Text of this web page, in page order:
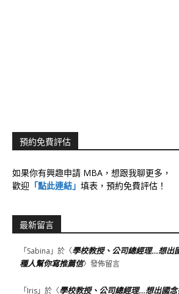
預約免費評估
如果你有興趣申請 MBA，想跟我聊更多，
歡迎 「點此連結」 填表，預約免費評估！
最新留言
「Sabina 」於〈學校教授、公司總經理…想出
種人幫你寫推薦信〉發佈留言
「Iris」於〈學校教授、公司總經理…想出國